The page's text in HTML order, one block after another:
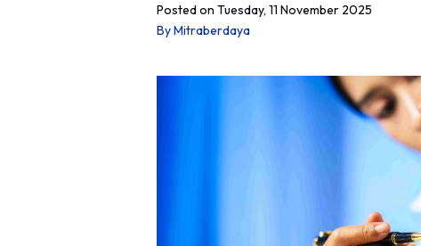
Posted on Tuesday, 11 November 2025
ByMitraberdaya